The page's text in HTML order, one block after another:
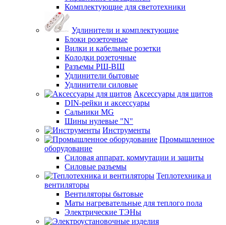
Комплектующие для светотехники
Удлинители и комплектующие
Блоки розеточные
Вилки и кабельные розетки
Колодки розеточные
Разъемы РШ-ВШ
Удлинители бытовые
Удлинители силовые
Аксессуары для щитов
DIN-рейки и аксессуары
Сальники MG
Шины нулевые "N"
Инструменты
Промышленное
оборудование
Силовая аппарат. коммутации и защиты
Силовые разъемы
Теплотехника и
вентиляторы
Вентиляторы бытовые
Маты нагревательные для теплого пола
Электрические ТЭНы